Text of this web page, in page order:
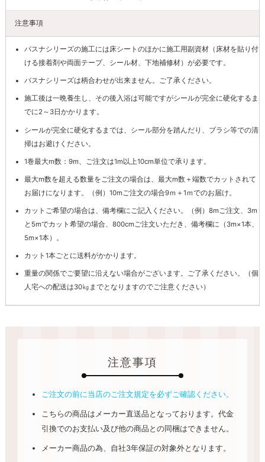
注意事項
バスナシリーズの施工には床シートのほかに施工用副資材（床材を貼り付
ける接着剤や両面テープ、シール材、下地補修材）が必要です。
バスナシリーズは柄合わせが出来ません。ご了承ください。
施工後は一晩養生し、その後入浴は可能ですがシールが完全に硬化するま
でに2～3日かかります。
シールが完全に硬化するまでは、シール部分を踏んだり、ブラシ等での清
掃はお避けください。
1巻最大m数：9m、ご注文は1m以上10cm単位で承ります。
最大m数を超える数量をご注文の場合は、最大m数＋端数でカットされて
お届けになります。（例）10mご注文の場合9ｍ＋1ｍでのお届け。
カットご希望の場合は、備考欄にご記入ください。（例）8mご注文、3m
と5mでカット希望の場合、800cmご注文いただき、備考欄に（3m×1本、
5m×1本）。
カット1本ごとに送料がかかります。
重量の関係でご要望に沿えない場合がございます。ご了承ください。（個
人宅への配送は30㎏までとなりますのでご注意ください）
注意事項
ご注文の前に当店のご注文規定を必ずご確認ください。
こちらの商品はメーカー直送品となっております。代金
引換でのお支払い及び他の商品との同梱はできません。
メーカー商品の為、自社3年保証の対象外となります。